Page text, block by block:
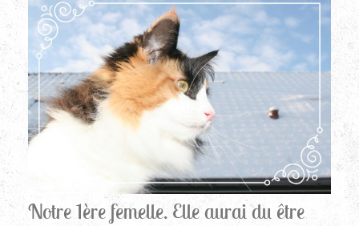
Notre 1ère femelle. Elle aurai du être